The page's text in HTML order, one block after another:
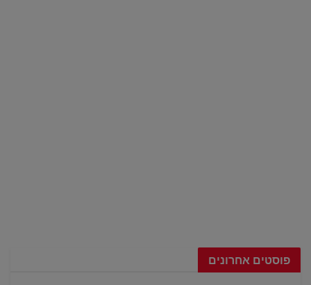
פוסטים אחרונים